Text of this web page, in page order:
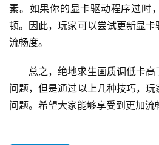
素。如果你的显卡驱动程序过时
顿。因此，玩家可以尝试更新显
流畅度。
总之，绝地求生画质调低卡
问题，但是通过以上几种技巧，
问题。希望大家能够享受到更加流